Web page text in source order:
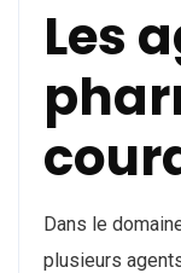
Les
Dans le
plusieurs